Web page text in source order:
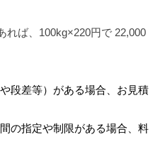
れば、100kg×220円で 22,000
段差等）がある場合、お見積
の指定や制限がある場合、料